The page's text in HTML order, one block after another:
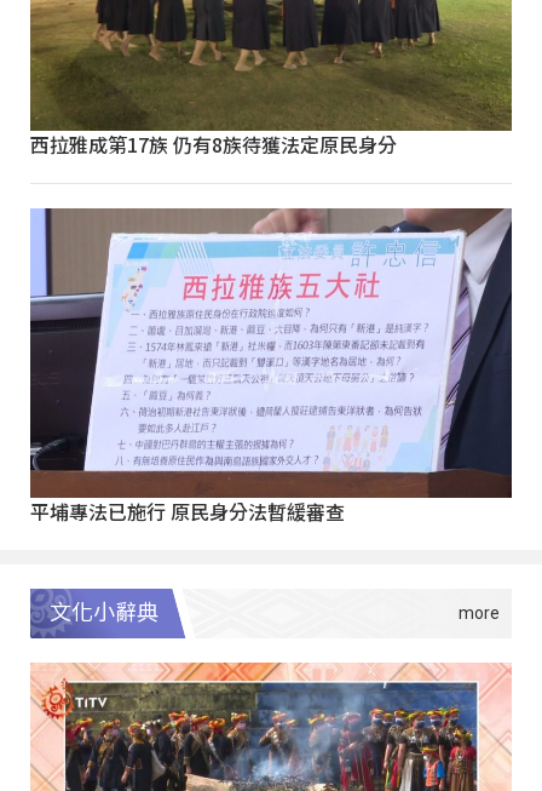
西拉雅成第17族 仍有8族待獲法定原民身分
平埔專法已施行 原民身分法暫緩審查
文化小辭典